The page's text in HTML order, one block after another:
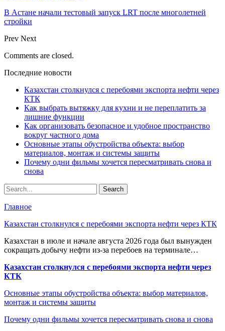
В Астане начали тестовый запуск LRT после многолетней
стройки
Prev Next
Comments are closed.
Последние новости
Казахстан столкнулся с перебоями экспорта нефти через
КТК
Как выбрать вытяжку для кухни и не переплатить за
лишние функции
Как организовать безопасное и удобное пространство
вокруг частного дома
Основные этапы обустройства объекта: выбор
материалов, монтаж и системы защиты
Почему одни фильмы хочется пересматривать снова и
снова
Главное
Казахстан столкнулся с перебоями экспорта нефти через КТК
Казахстан в июле и начале августа 2026 года был вынужден
сокращать добычу нефти из-за перебоев на терминале…
Казахстан столкнулся с перебоями экспорта нефти через
КТК
Основные этапы обустройства объекта: выбор материалов,
монтаж и системы защиты
Почему одни фильмы хочется пересматривать снова и снова